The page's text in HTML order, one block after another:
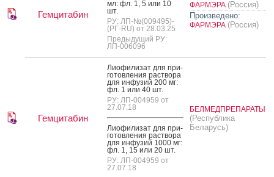
Гемцитабин
мл: фл. 1, 5 или 10
шт.
РУ: ЛП-№(009495)-
(РГ-RU) от 28.03.25
Предыдущий РУ:
ЛП-006096
ФАРМЭРА (Россия)
Произведено:
ФАРМЭРА (Россия)
Гемцитабин
Ли­офи­лизат для при­
готов­ле­ния рас­тво­ра
для ин­фу­зий 200 мг:
фл. 1 или 40 шт.
РУ: ЛП-004959 от
27.07.18
Ли­офи­лизат для при­
готов­ле­ния рас­тво­ра
для ин­фу­зий 1000 мг:
фл. 1, 15 или 20 шт.
РУ: ЛП-004959 от
27.07.18
БЕЛМЕДПРЕПАРАТЫ
(Республика
Беларусь)